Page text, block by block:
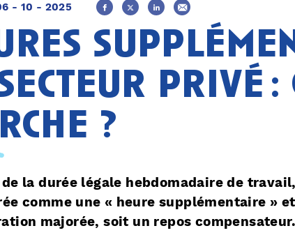
- 10 - 2025
privé :
?
la durée légale hebdomadaire de
comme une « heure supplémentaire »
majorée, soit un repos